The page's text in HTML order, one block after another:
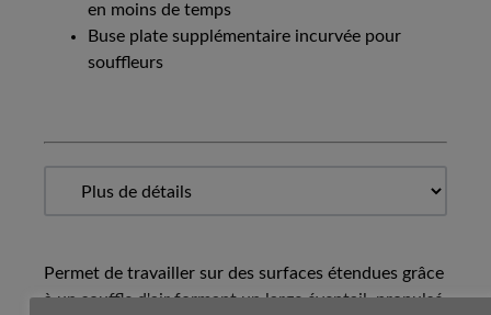
en moins de temps
Buse plate supplémentaire incurvée pour
souffleurs
Permet de travailler sur des surfaces étendues grâce
à un souffle d'air formant un large éventail, propulsé